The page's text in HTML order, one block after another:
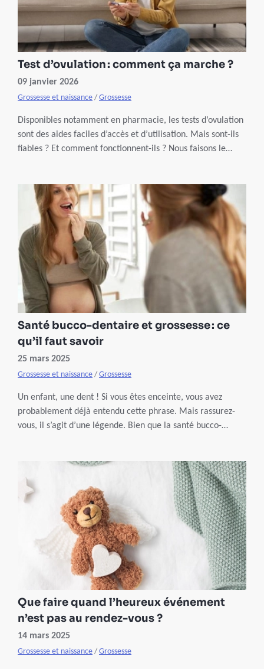
Test d’ovulation : comment ça marche ?
09 janvier 2026
Grossesse et naissance / Grossesse
Disponibles notamment en pharmacie, les tests d’ovulation
sont des aides faciles d’accès et d’utilisation. Mais sont-ils
fiables ? Et comment fonctionnent-ils ? Nous faisons le
Santé bucco-dentaire et grossesse : ce
qu’il faut savoir
25 mars 2025
Grossesse et naissance / Grossesse
Un enfant, une dent ! Si vous êtes enceinte, vous avez
probablement déjà entendu cette phrase. Mais rassurez-
vous, il s’agit d’une légende. Bien que la santé bucco-
gestes simples permettent de les préserver.
Que faire quand l’heureux événement
n’est pas au rendez-vous ?
14 mars 2025
Grossesse et naissance / Grossesse